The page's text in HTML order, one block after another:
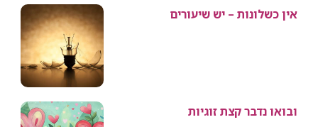
אין כשלונות – יש שיעורים
ובואו נדבר קצת זוגיות